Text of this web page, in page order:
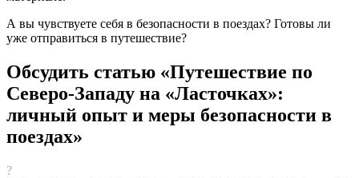
А вы чувствуете себя в безопасности в поездах? Готовы ли
уже отправиться в путешествие?
Обсудить статью «Путешествие по
Северо-Западу на «Ласточках»:
личный опыт и меры безопасности в
поездах»
?